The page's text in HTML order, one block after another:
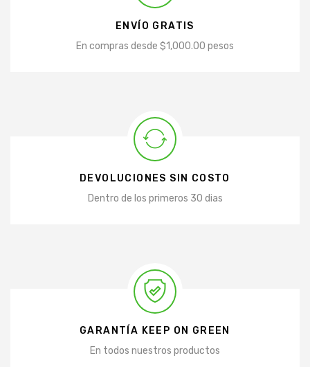
ENVÍO GRATIS
En compras desde $1,000.00 pesos
DEVOLUCIONES SIN COSTO
Dentro de los primeros 30 dias
GARANTÍA KEEP ON GREEN
En todos nuestros productos